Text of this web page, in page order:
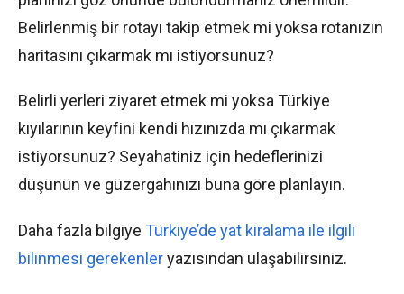
Belirlenmiş bir rotayı takip etmek mi yoksa rotanızın
haritasını çıkarmak mı istiyorsunuz?
Belirli yerleri ziyaret etmek mi yoksa Türkiye
kıyılarının keyfini kendi hızınızda mı çıkarmak
istiyorsunuz? Seyahatiniz için hedeflerinizi
düşünün ve güzergahınızı buna göre planlayın.
Daha fazla bilgiye Türkiye’de yat kiralama ile ilgili
bilinmesi gerekenleryazısından ulaşabilirsiniz.